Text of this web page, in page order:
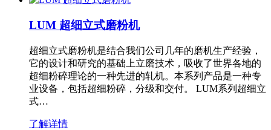
LUM 超细立式磨粉机
超细立式磨粉机是结合我们公司几年的磨机生产经验，
它的设计和研究的基础上立磨技术，吸收了世界各地的
超细粉碎理论的一种先进的轧机。本系列产品是一种专
业设备，包括超细粉碎，分级和交付。 LUM系列超细立
式…
了解详情